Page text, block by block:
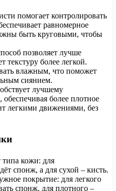
помогает контролировать
равномерное
быть круговыми, чтобы
позволяет лучше
текстуру более легкой.
влажным, что поможет
сиянием.
лучшему
более плотное
легкими движениями, без
типа кожи: для
спонж, а для сухой – кисть.
покрытие: для легкого
спонж, для плотного –